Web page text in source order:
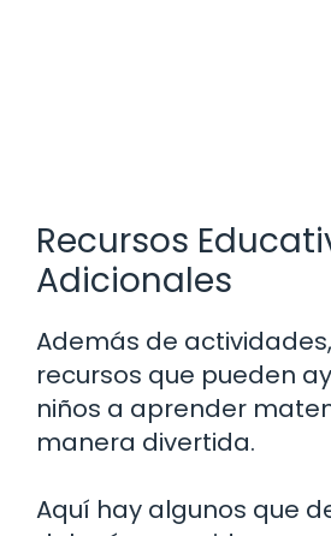
Recursos
Adicionales
Además de
recursos que pueden
niños a aprender
manera divertida.
Aquí hay algunos que